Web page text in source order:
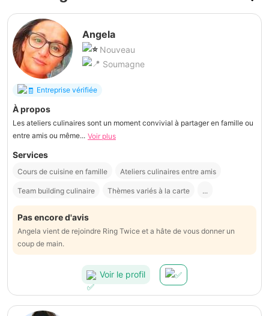
Angela
Nouveau
Soumagne
Entreprise vérifiée
À propos
Les ateliers culinaires sont un moment convivial à partager en famille ou
entre amis ou même... Voir plus
Services
Cours de cuisine en famille Ateliers culinaires entre amis
Team building culinaire Thèmes variés à la carte ...
Pas encore d'avis
Angela vient de rejoindre Ring Twice et a hâte de vous donner un
coup de main.
Voir le profil